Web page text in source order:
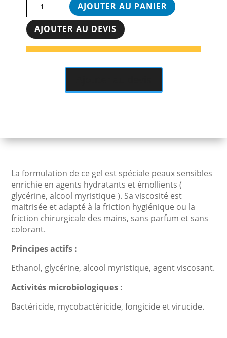
GEL
HYDROALCOOLIQUE
-
AJOUTER AU PANIER
AJOUTER AU DEVIS
La formulation de ce gel est spéciale peaux sensibles
enrichie en agents hydratants et émollients (
glycérine, alcool myristique ). Sa viscosité est
maitrisée et adapté à la friction hygiénique ou la
friction chirurgicale des mains, sans parfum et sans
colorant.
Principes actifs :
Ethanol, glycérine, alcool myristique, agent viscosant.
Activités microbiologiques :
Bactéricide, mycobactéricide, fongicide et virucide.